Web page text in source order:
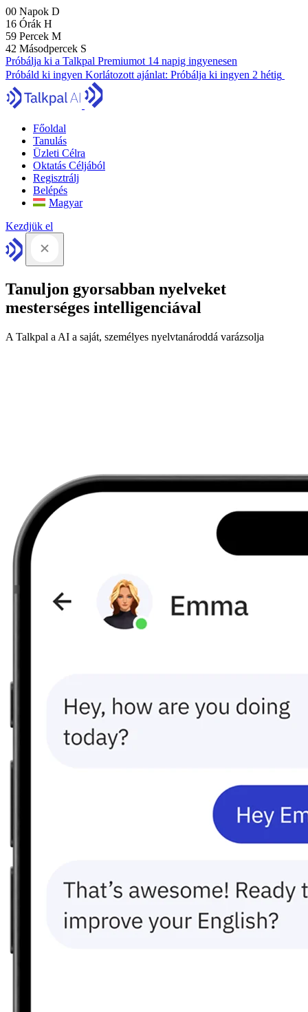
00 Napok D
16 Órák H
59 Percek M
41 Másodpercek S
Próbálja ki a Talkpal Premiumot 14 napig ingyenesen
Próbáld ki ingyen Korlátozott ajánlat: Próbálja ki ingyen 2 hétig
Főoldal
Tanulás
Üzleti Célra
Oktatás Céljából
Regisztrálj
Belépés
Magyar
Kezdjük el
Tanuljon gyorsabban nyelveket
mesterséges intelligenciával
A Talkpal a AI a saját, személyes nyelvtanároddá varázsolja